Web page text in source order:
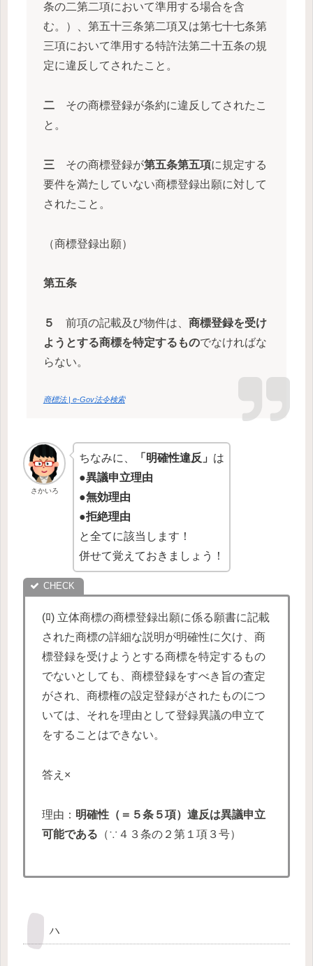
条の二第二項において準用する場合を含
む。）、第五十三条第二項又は第七十七条第
三項において準用する特許法第二十五条の規
定に違反してされたこと。
二その商標登録が条約に違反してされたこ
と。
三 その商標登録が第五条第五項に規定する
要件を満たしていない商標登録出願に対して
されたこと。
（商標登録出願）
第五条
５ 前項の記載及び物件は、 商標登録を受け
ようとする商標を特定するものでなければな
らない。
商標法 | e-Gov法令検索
さかいろ
ちなみに、 「明確性違反」 は
●異議申立理由
●無効理由
●拒絶理由
と全てに該当します！
併せて覚えておきましょう！
(ﾛ) 立体商標の商標登録出願に係る願書に記載
された商標の詳細な説明が明確性に欠け、商
標登録を受けようとする商標を特定するもの
でないとしても、商標登録をすべき旨の査定
がされ、商標権の設定登録がされたものにつ
いては、それを理由として登録異議の申立て
をすることはできない。
答え×
理由： 明確性（＝ ５条５項）違反は異議申立
可能である （∵４３条の２第１項３号）
ハ